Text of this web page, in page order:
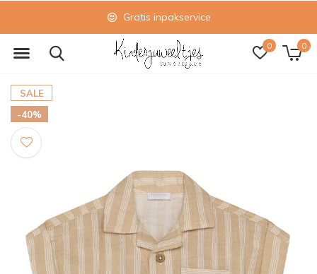
0 0
Gratis inpakservice
SALE
-40%